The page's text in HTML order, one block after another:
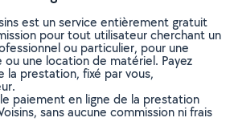
est un service entièrement gratuit
pour tout utilisateur cherchant un
ou particulier, pour une
une location de matériel. Payez
la prestation, fixé par vous,
paiement en ligne de la prestation
sans aucune commission ni frais